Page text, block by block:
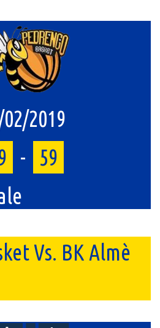
2019
-
59
Vs. BK Almè